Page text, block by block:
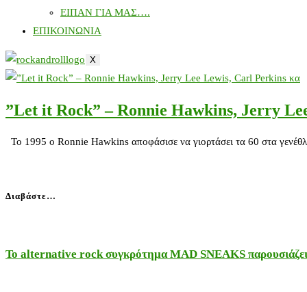
ΕΙΠΑΝ ΓΙΑ ΜΑΣ….
ΕΠΙΚΟΙΝΩΝΙΑ
X
”Let it Rock” – Ronnie Hawkins, Jerry
Το 1995 ο Ronnie Hawkins αποφάσισε να γιορτάσει τα 60 στα
Διαβάστε…
Το alternative rock συγκρότημα MAD SNEAKS